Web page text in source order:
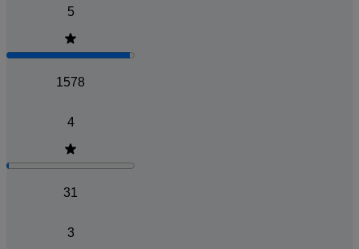
5
1578
4
31
3